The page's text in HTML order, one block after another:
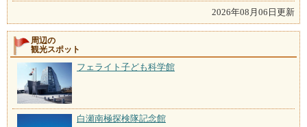
2026年08月06日更新
周辺の
観光スポット
フェライト子ども科学館
白瀬南極探検隊記念館